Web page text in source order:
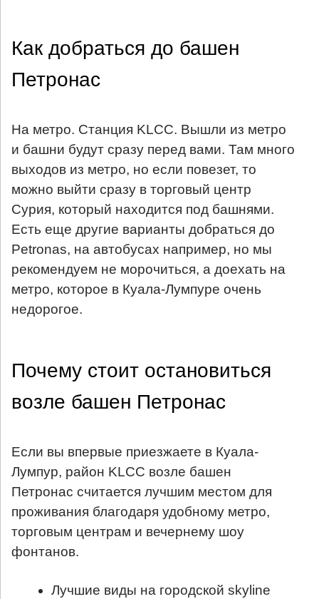
Как добраться до башен
Петронас
На метро. Станция KLCC. Вышли из метро
и башни будут сразу перед вами. Там много
выходов из метро, но если повезет, то
можно выйти сразу в торговый центр
Сурия, который находится под башнями.
Есть еще другие варианты добраться до
Petronas, на автобусах например, но мы
рекомендуем не морочиться, а доехать на
метро, которое в Куала-Лумпуре очень
недорогое.
Почему стоит остановиться
возле башен Петронас
Если вы впервые приезжаете в Куала-
Лумпур, район KLCC возле башен
Петронас считается лучшим местом для
проживания благодаря удобному метро,
торговым центрам и вечернему шоу
фонтанов.
Лучшие виды на городской skyline